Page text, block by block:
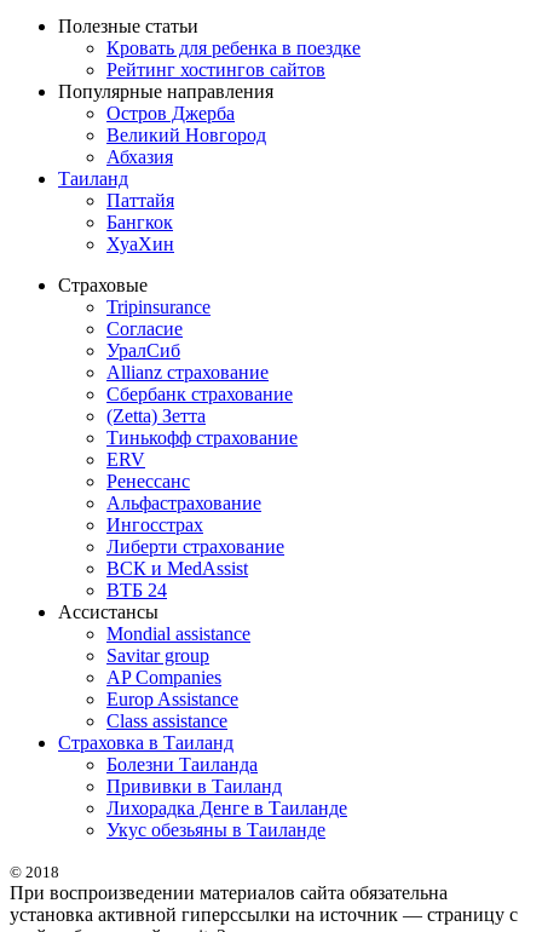
Полезные статьи
Кровать для ребенка в поездке
Рейтинг хостингов сайтов
Популярные направления
Остров Джерба
Великий Новгород
Абхазия
Таиланд
Паттайя
Бангкок
ХуаХин
Страховые
Tripinsurance
Согласие
УралСиб
Allianz страхование
Сбербанк страхование
(Zetta) Зетта
Тинькофф страхование
ERV
Ренессанс
Альфастрахование
Ингосстрах
Либерти страхование
ВСК и MedAssist
ВТБ 24
Ассистансы
Mondial assistance
Savitar group
AP Companies
Europ Assistance
Class assistance
Страховка в Таиланд
Болезни Таиланда
Прививки в Таиланд
Лихорадка Денге в Таиланде
Укус обезьяны в Таиланде
© 2018
При воспроизведении материалов сайта обязательна
установка активной гиперссылки на источник — страницу с